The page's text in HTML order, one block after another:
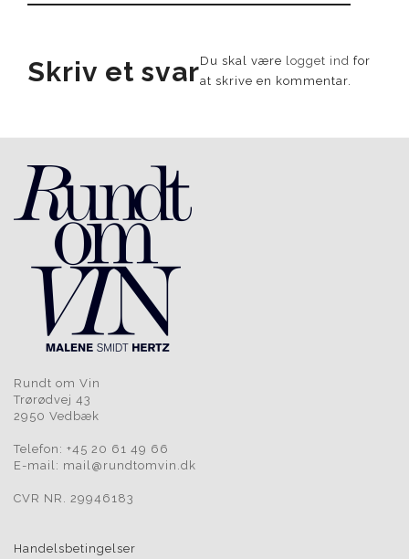
Skriv et svarDu skal være logget ind for
at skrive en kommentar.
Rundt om Vin
Trørødvej 43
2950 Vedbæk
Telefon: +45 20 61 49 66
E-mail: mail@rundtomvin.dk
CVR NR. 29946183
Handelsbetingelser